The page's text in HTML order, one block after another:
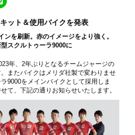
ット＆使用バイクを発表
ンを刷新。赤のイメージをより強く。
スクルトゥーラ9000に
年、2年ぶりとなるチームジャージの
またバイクはメリダ社製で変わりませ
9000をメインバイクとして採用しま
て、下記の通りお知らせいたします。